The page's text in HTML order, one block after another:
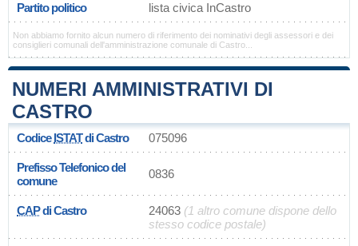
Partito politico lista civica InCastro
Non abbiamo fornito alcun numero di riferimento dei nominativi degli assessori e dei
consiglieri comunali dell'amministrazione comunale di Castro...
NUMERI AMMINISTRATIVI DI
CASTRO
CodiceISTATdi Castro 075096
Prefisso Telefonico del
comune
0836
CAPdi Castro 24063 (1 altro comune dispone dello
stesso codice postale)